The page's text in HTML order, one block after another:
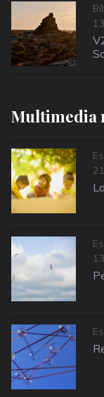
on
Multimedia
on
on